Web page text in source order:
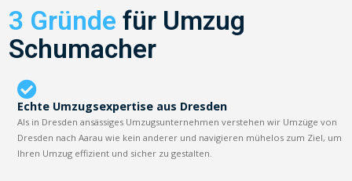
3 Gründe für Umzug
Schumacher
Echte Umzugsexpertise aus Dresden
Als in Dresden ansässiges Umzugsunternehmen verstehen wir Umzüge von
Dresden nach Aarau wie kein anderer und navigieren mühelos zum Ziel, um
Ihren Umzug effizient und sicher zu gestalten.